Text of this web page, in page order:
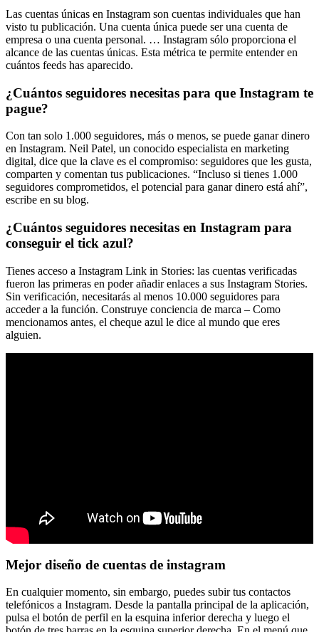
Las cuentas únicas en Instagram son cuentas individuales que han
visto tu publicación. Una cuenta única puede ser una cuenta de
empresa o una cuenta personal. … Instagram sólo proporciona el
alcance de las cuentas únicas. Esta métrica te permite entender en
cuántos feeds has aparecido.
¿Cuántos seguidores necesitas para que Instagram te
pague?
Con tan solo 1.000 seguidores, más o menos, se puede ganar dinero
en Instagram. Neil Patel, un conocido especialista en marketing
digital, dice que la clave es el compromiso: seguidores que les gusta,
comparten y comentan tus publicaciones. “Incluso si tienes 1.000
seguidores comprometidos, el potencial para ganar dinero está ahí”,
escribe en su blog.
¿Cuántos seguidores necesitas en Instagram para
conseguir el tick azul?
Tienes acceso a Instagram Link in Stories: las cuentas verificadas
fueron las primeras en poder añadir enlaces a sus Instagram Stories.
Sin verificación, necesitarás al menos 10.000 seguidores para
acceder a la función. Construye conciencia de marca – Como
mencionamos antes, el cheque azul le dice al mundo que eres
alguien.
Mejor diseño de cuentas de instagram
En cualquier momento, sin embargo, puedes subir tus contactos
telefónicos a Instagram. Desde la pantalla principal de la aplicación,
pulsa el botón de perfil en la esquina inferior derecha y luego el